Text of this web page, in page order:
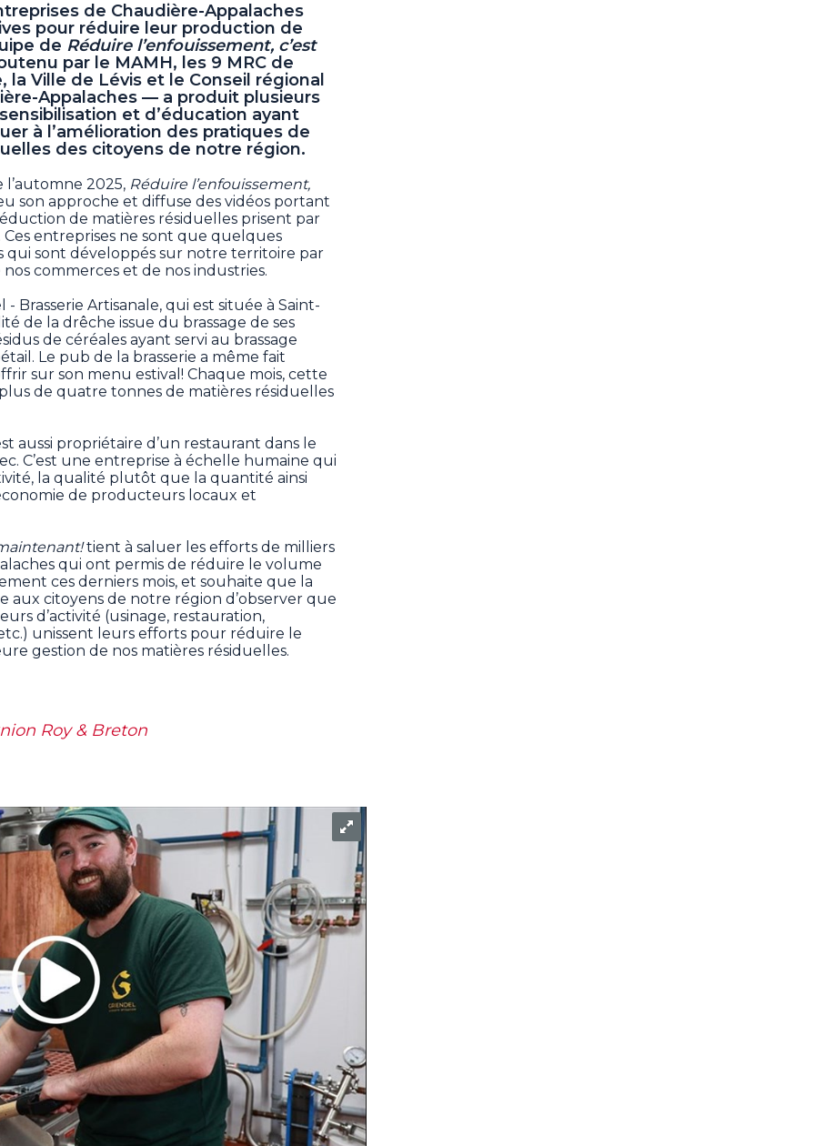
de Chaudière-Appalaches
pour réduire leur production de
de Réduire l’enfouissement, c’est
par le MAMH, les 9 MRC de
Ville de Lévis et le Conseil régional
Appalaches — a produit plusieurs
et d’éducation ayant
à l’amélioration des pratiques de
des citoyens de notre région.
2025, Réduire l’enfouissement,
son approche et diffuse des vidéos portant
de matières résiduelles prisent par
Ces entreprises ne sont que quelques
qui sont développés sur notre territoire par
commerces et de nos industries.
Brasserie Artisanale, qui est située à Saint-
de la drêche issue du brassage de ses
de céréales ayant servi au brassage
Le pub de la brasserie a même fait
sur son menu estival! Chaque mois, cette
de quatre tonnes de matières résiduelles
aussi propriétaire d’un restaurant dans le
C’est une entreprise à échelle humaine qui
la qualité plutôt que la quantité ainsi
de producteurs locaux et
tient à saluer les efforts de milliers
qui ont permis de réduire le volume
ces derniers mois, et souhaite que la
aux citoyens de notre région d’observer que
d’activité (usinage, restauration,
unissent leurs efforts pour réduire le
gestion de nos matières résiduelles.
Roy & Breton